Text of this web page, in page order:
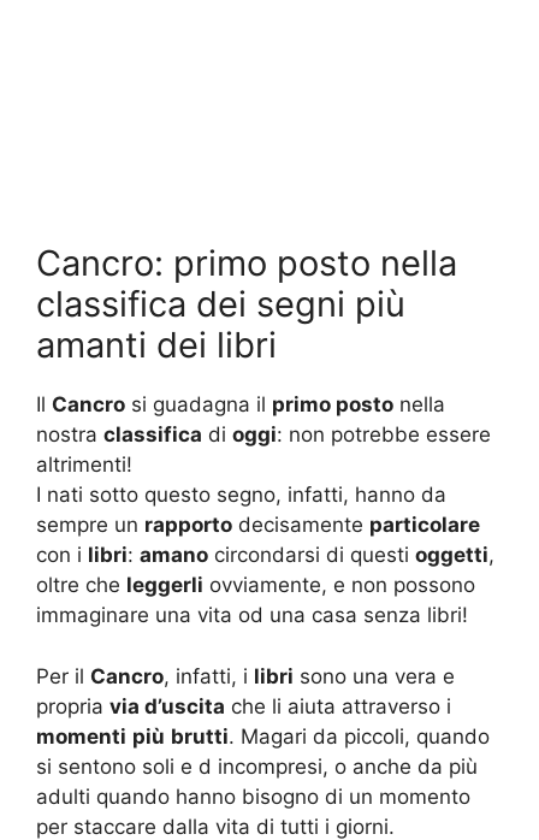
Cancro: primo posto nella
classifica dei segni più
amanti dei libri
Il Cancro si guadagna il primo posto nella
nostra classifica di oggi: non potrebbe essere
altrimenti!
I nati sotto questo segno, infatti, hanno da
sempre un rapporto decisamente particolare
con i libri: amano circondarsi di questi oggetti,
oltre che leggerli ovviamente, e non possono
immaginare una vita od una casa senza libri!
Per il Cancro, infatti, i libri sono una vera e
propria via d’uscita che li aiuta attraverso i
momenti più brutti. Magari da piccoli, quando
si sentono soli e d incompresi, o anche da più
adulti quando hanno bisogno di un momento
per staccare dalla vita di tutti i giorni.